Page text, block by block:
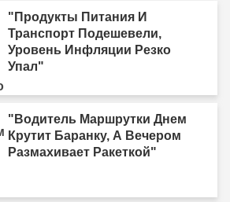
"Продукты Питания И
Транспорт Подешевели,
Уровень Инфляции Резко
Упал"
"Водитель Маршрутки Днем
Крутит Баранку, А Вечером
Размахивает Ракеткой"